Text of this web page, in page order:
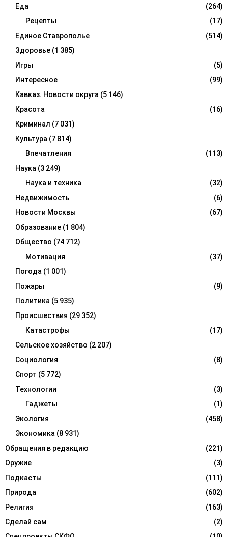
Еда
(264)
Рецепты
(17)
Единое Ставрополье
(514)
Здоровье (1 385)
Игры
(5)
Интересное
(99)
Кавказ. Новости округа (5 146)
Красота
(16)
Криминал (7 031)
Культура (7 814)
Впечатления
(113)
Наука (3 249)
Наука и техника
(32)
Недвижимость
(6)
Новости Москвы
(67)
Образование (1 804)
Общество (74 712)
Мотивация
(37)
Погода (1 001)
Пожары
(9)
Политика (5 935)
Происшествия (29 352)
Катастрофы
(17)
Сельское хозяйство (2 207)
Социология
(8)
Спорт (5 772)
Технологии
(3)
Гаджеты
(1)
Экология
(458)
Экономика (8 931)
Обращения в редакцию
(221)
Оружие
(3)
Подкасты
(111)
Природа
(602)
Религия
(163)
Сделай сам
(2)